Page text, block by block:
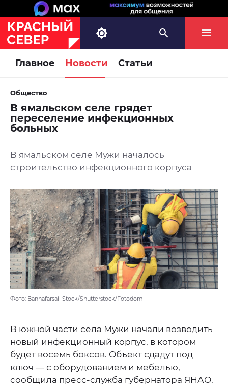
Главное Новости Статьи
Общество
В ямальском селе грядет
переселение инфекционных
больных
В ямальском селе Мужи началось
строительство инфекционного корпуса
Фото: Bannafarsai_Stock/Shutterstock/Fotodom
В южной части села Мужи начали возводить
новый инфекционный корпус, в котором
будет восемь боксов. Объект сдадут под
ключ — с оборудованием и мебелью,
сообщила пресс-служба губернатора ЯНАО.